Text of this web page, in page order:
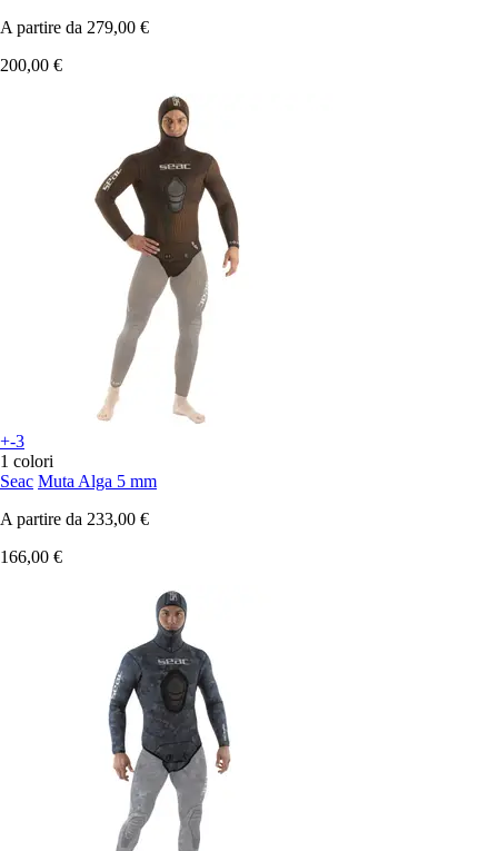
A partire da 279,00 €
200,00 €
+-3
1 colori
Seac Muta Alga 5 mm
A partire da 233,00 €
166,00 €